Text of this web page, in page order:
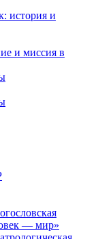
история и
и миссия в
— мир»